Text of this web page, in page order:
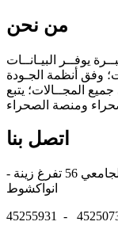
من نحن
يوفــر البيـانــات
وفق أنظمة الجـودة
المجــالات؛ يتبع
اتصل بنا
المقر: شارع نيلسون مانيدلا - الحي الجامعي 56 تفرغ زينة -